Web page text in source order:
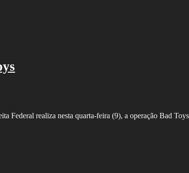
Federal realiza nesta quarta-feira (9), a operação Bad